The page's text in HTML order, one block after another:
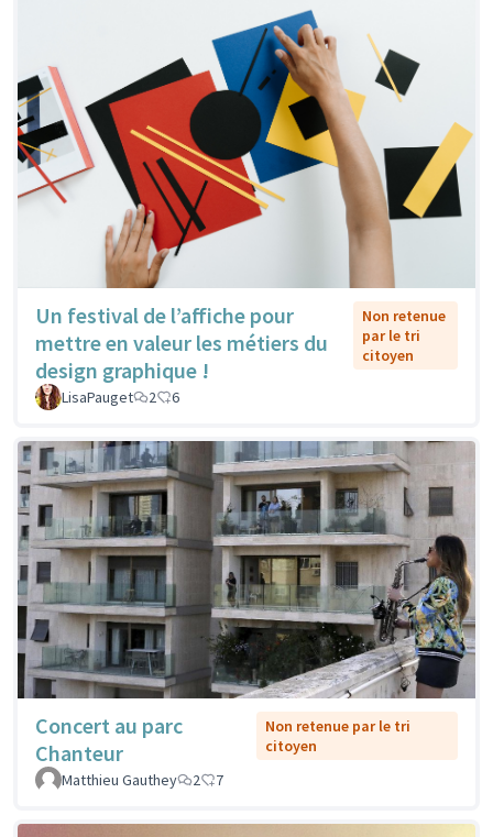
Un festival de l’affiche pour
mettre en valeur les métiers du
design graphique !
Non retenue
par le tri
citoyen
LisaPauget 2 6
Concert au parc
Chanteur
Non retenue par le tri
citoyen
Matthieu Gauthey
2 7